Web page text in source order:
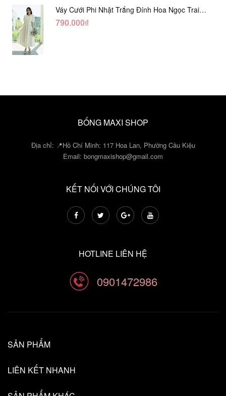
Váy Cưới Phi Nhật Trắng Đính Hoa Ngọc Trai
Lửng DC465
790.000₫
BỐNG MAXI SHOP
Địa chỉ: 📍Hồ Chí Minh: 117 Hoa Lan, Phường Cầu Kiệu
Email: bongmaxishop@gmail.com
KẾT NỐI VỚI CHÚNG TÔI
HOTLINE LIÊN HỆ
0901472986
SẢN PHẨM
LIÊN KẾT NHANH